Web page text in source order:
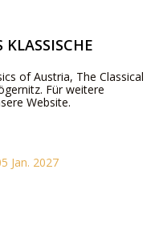
KLASSISCHE
of Austria, The Classical
Für weitere
Website.
Jan. 2027